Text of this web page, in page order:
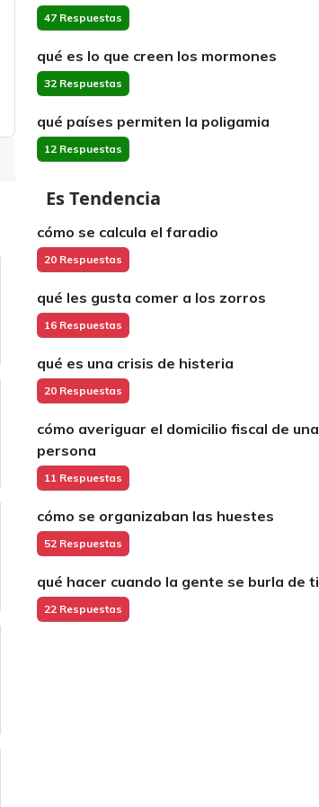
47 Respuestas
qué es lo que creen los mormones
32 Respuestas
qué países permiten la poligamia
12 Respuestas
Es Tendencia
cómo se calcula el faradio
20 Respuestas
qué les gusta comer a los zorros
16 Respuestas
qué es una crisis de histeria
20 Respuestas
cómo averiguar el domicilio fiscal de una
persona
11 Respuestas
cómo se organizaban las huestes
52 Respuestas
qué hacer cuando la gente se burla de ti
22 Respuestas